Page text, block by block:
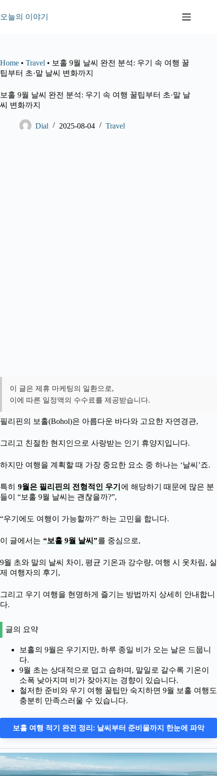
문
뛰
기
오늘의 이야기
Home • Travel • 보홀 9월 날씨 완전 분석: 우기 속 여행 꿀
팁부터 초·말 날씨 변화까지
보홀 9월 날씨 완전 분석: 우기 속 여행 꿀팁부터 초·말 날
씨 변화까지
Dial 2025-08-04 Travel
이 글은 제휴 마케팅의 일환으로,
이에 따른 일정액의 수수료를 제공받습니다.
필리핀의 보홀(Bohol)은 아름다운 바다와 고요한 자연경관,
그리고 친절한 현지인으로 사랑받는 인기 휴양지입니다.
하지만 여행을 계획할 때 가장 중요한 요소 중 하나는 ‘날씨’죠.
특히 9월은 필리핀의 전형적인 우기 에 해당하기 때문에 많은 분
들이 “보홀 9월 날씨는 괜찮을까?”,
“우기에도 여행이 가능할까?” 하는 고민을 합니다.
이 글에서는 “보홀 9월 날씨”를 중심으로,
9월 초와 말의 날씨 차이, 평균 기온과 강수량, 여행 시 옷차림, 실
제 여행자의 후기,
그리고 우기 여행을 현명하게 즐기는 방법까지 상세히 안내합니
다.
글의 요약
보홀의 9월은 우기지만, 하루 종일 비가 오는 날은 드뭅니
다.
9월 초는 상대적으로 덥고 습하며, 말일로 갈수록 기온이
소폭 낮아지며 비가 잦아지는 경향이 있습니다.
철저한 준비와 우기 여행 꿀팁만 숙지하면 9월 보홀 여행도
충분히 만족스러울 수 있습니다.
보홀 여행 적기 완전 정리: 날씨부터 준비물까지 한눈에 파악